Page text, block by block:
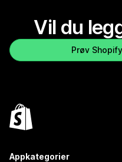
Vil du
Prøv
Appkategorier